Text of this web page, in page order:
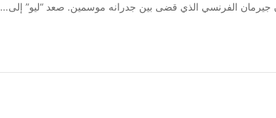
جيرمان الفرنسي الذي قضى بين جدرانه موسمين. صعد “ليو” إلى…